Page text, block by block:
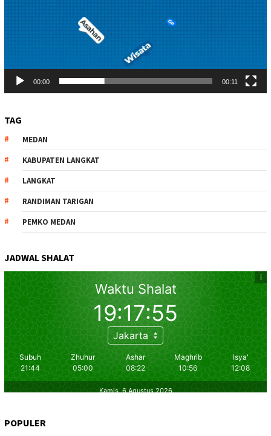
00:00 00:11
TAG
MEDAN
KABUPATEN LANGKAT
LANGKAT
RANDIMAN TARIGAN
PEMKO MEDAN
JADWAL SHALAT
POPULER